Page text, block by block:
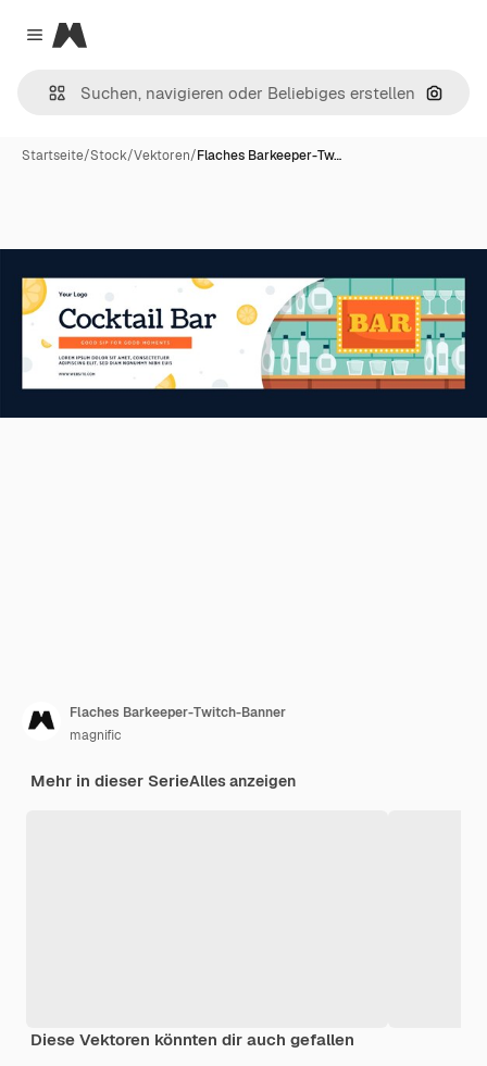
Close menu
Magnific
Nach
Startseite/Stock/Vektoren/Flaches Barkeeper-Tw…
Flaches Barkeeper-Twitch-Banner
magnific
Mehr in dieser SerieAlles anzeigen
Diese Vektoren könnten dir auch gefallen